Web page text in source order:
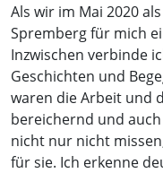
Als wir im Mai 2020
Spremberg für mich
Inzwischen verbinde
Geschichten und
waren die Arbeit und
bereichernd und
nicht nur nicht
für sie. Ich erkenne